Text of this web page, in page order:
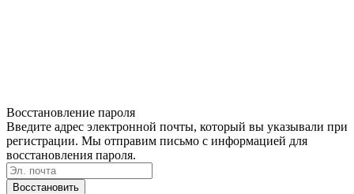
Восстановление пароля
Введите адрес электронной почты, который вы указывали при
регистрации. Мы отправим письмо с информацией для
восстановления пароля.
Восстановить